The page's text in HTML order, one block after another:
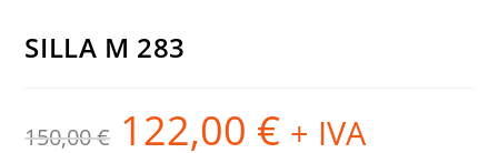
SILLA M 283
150,00€
El
precio
original
122,00 €El
precio
actual
+ IVA